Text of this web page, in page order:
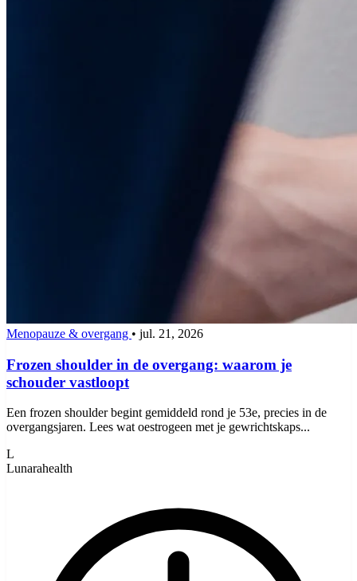
Menopauze & overgang • jul. 21, 2026
Frozen shoulder in de overgang: waarom je
schouder vastloopt
Een frozen shoulder begint gemiddeld rond je 53e, precies in de
overgangsjaren. Lees wat oestrogeen met je gewrichtskaps...
L
Lunarahealth